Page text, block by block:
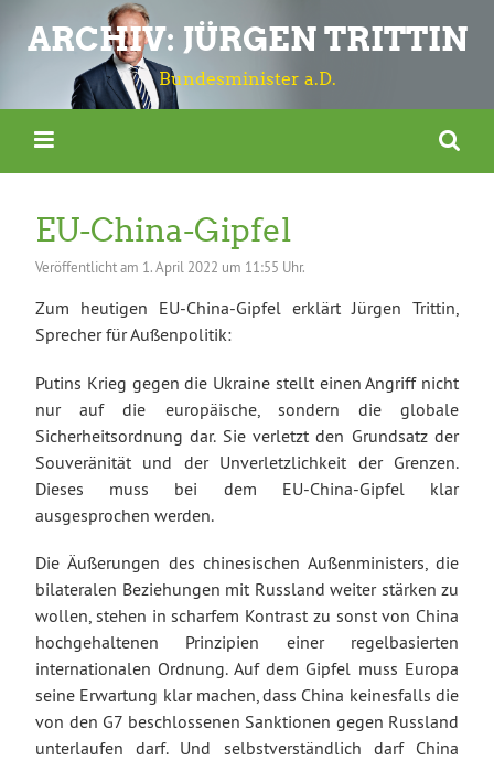
ARCHIV: JÜRGEN TRITTIN
Bundesminister a.D.
EU-China-Gipfel
Veröffentlicht am 1. April 2022 um 11:55 Uhr.
Zum heutigen EU-China-Gipfel erklärt Jürgen Trittin,
Sprecher für Außenpolitik:
Putins Krieg gegen die Ukraine stellt einen Angriff nicht
nur auf die europäische, sondern die globale
Sicherheitsordnung dar. Sie verletzt den Grundsatz der
Souveränität und der Unverletzlichkeit der Grenzen.
Dieses muss bei dem EU-China-Gipfel klar
ausgesprochen werden.
Die Äußerungen des chinesischen Außenministers, die
bilateralen Beziehungen mit Russland weiter stärken zu
wollen, stehen in scharfem Kontrast zu sonst von China
hochgehaltenen Prinzipien einer regelbasierten
internationalen Ordnung. Auf dem Gipfel muss Europa
seine Erwartung klar machen, dass China keinesfalls die
von den G7 beschlossenen Sanktionen gegen Russland
unterlaufen darf. Und selbstverständlich darf China